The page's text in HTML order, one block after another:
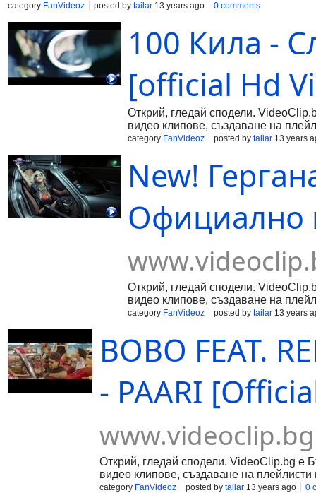
category FanVideoz posted by tailar 13 years ago 0 comments
100 Кила -
[official Hd
Открий, гледай сподели.
видео клипове, създаване на
category FanVideoz posted by tailar 13 years
New!
Официално
Открий, гледай сподели.
видео клипове, създаване на
category FanVideoz posted by tailar 13 years
BOBO FEAT.
- PAARI
www.videoclip.bg
Открий, гледай сподели. VideoClip.bg е
видео клипове, създаване на плейлисти
category FanVideoz posted by tailar 13 years ago 0